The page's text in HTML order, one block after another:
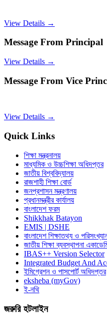
View Details →
Message From Principal
View Details →
Message From Vice
View Details →
Quick Links
শিক্ষা মন্ত্রনালয়
মাধ্যমিক ও উচ্চশিক্ষা অধিদপ্তর
জাতীয় বিশ্ববিদ্যালয়
রাজশাহী শিক্ষা বোর্ড
জনপ্রশাসন মন্ত্রণালয়
প্রধানমন্ত্রীর কার্যালয়
বাংলাদেশ ফরম
Shikkhak Batayon
EMIS | DSHE
বাংলাদেশ শিক্ষাতথ্য ও
জাতীয় শিক্ষা ব্যবস্থাপনা
IBAS++ Version Selector
Integrated Budget And
ইমিগ্রেশন ও পাসপোর্ট অধিদপ্তর
eksheba (myGov)
ই-নথি
জরুরি হটলাইন